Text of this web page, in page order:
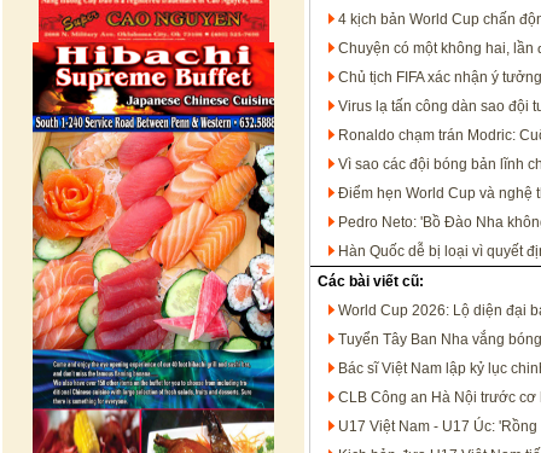
4 kịch bản World Cup chấn
Chuyện có một không hai, lần
Chủ tịch FIFA xác nhận ý
Virus lạ tấn công dàn sao đội
Ronaldo chạm trán Modric:
Vì sao các đội bóng bản lĩnh
Điểm hẹn World Cup và nghệ
Pedro Neto: 'Bồ Đào Nha
Hàn Quốc dễ bị loại vì quyết
Các bài viết cũ:
World Cup 2026: Lộ diện đại
Tuyển Tây Ban Nha vắng
Bác sĩ Việt Nam lập kỷ lục
CLB Công an Hà Nội trước cơ
U17 Việt Nam - U17 Úc: